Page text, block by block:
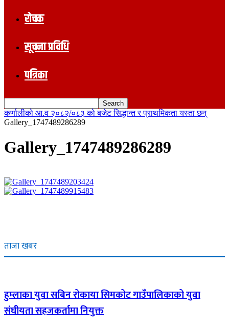
रोचक
सूचना प्रविधि
पत्रिका
कर्णालीको आ.व २०८२/०८३ को बजेट सिद्धान्त र प्राथमिकता यस्ता छन्
Gallery_1747489286289
Gallery_1747489286289
ताजा खबर
हुम्लाका युवा सबिन रोकाया सिमकोट गाउँपालिकाको युवा
संघीयता सहजकर्तामा नियुक्त